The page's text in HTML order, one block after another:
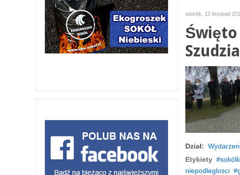
wtorek, 13 listopad
Święto
Dział:
Etykiety
niepodleglosci